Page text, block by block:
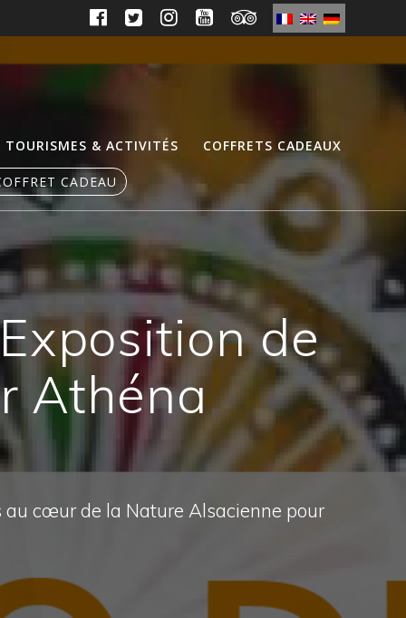
TOURISMES & ACTIVITÉS COFFRETS CADEAUX
CADEAU
de
Athéna
cœur de la Nature Alsacienne pour